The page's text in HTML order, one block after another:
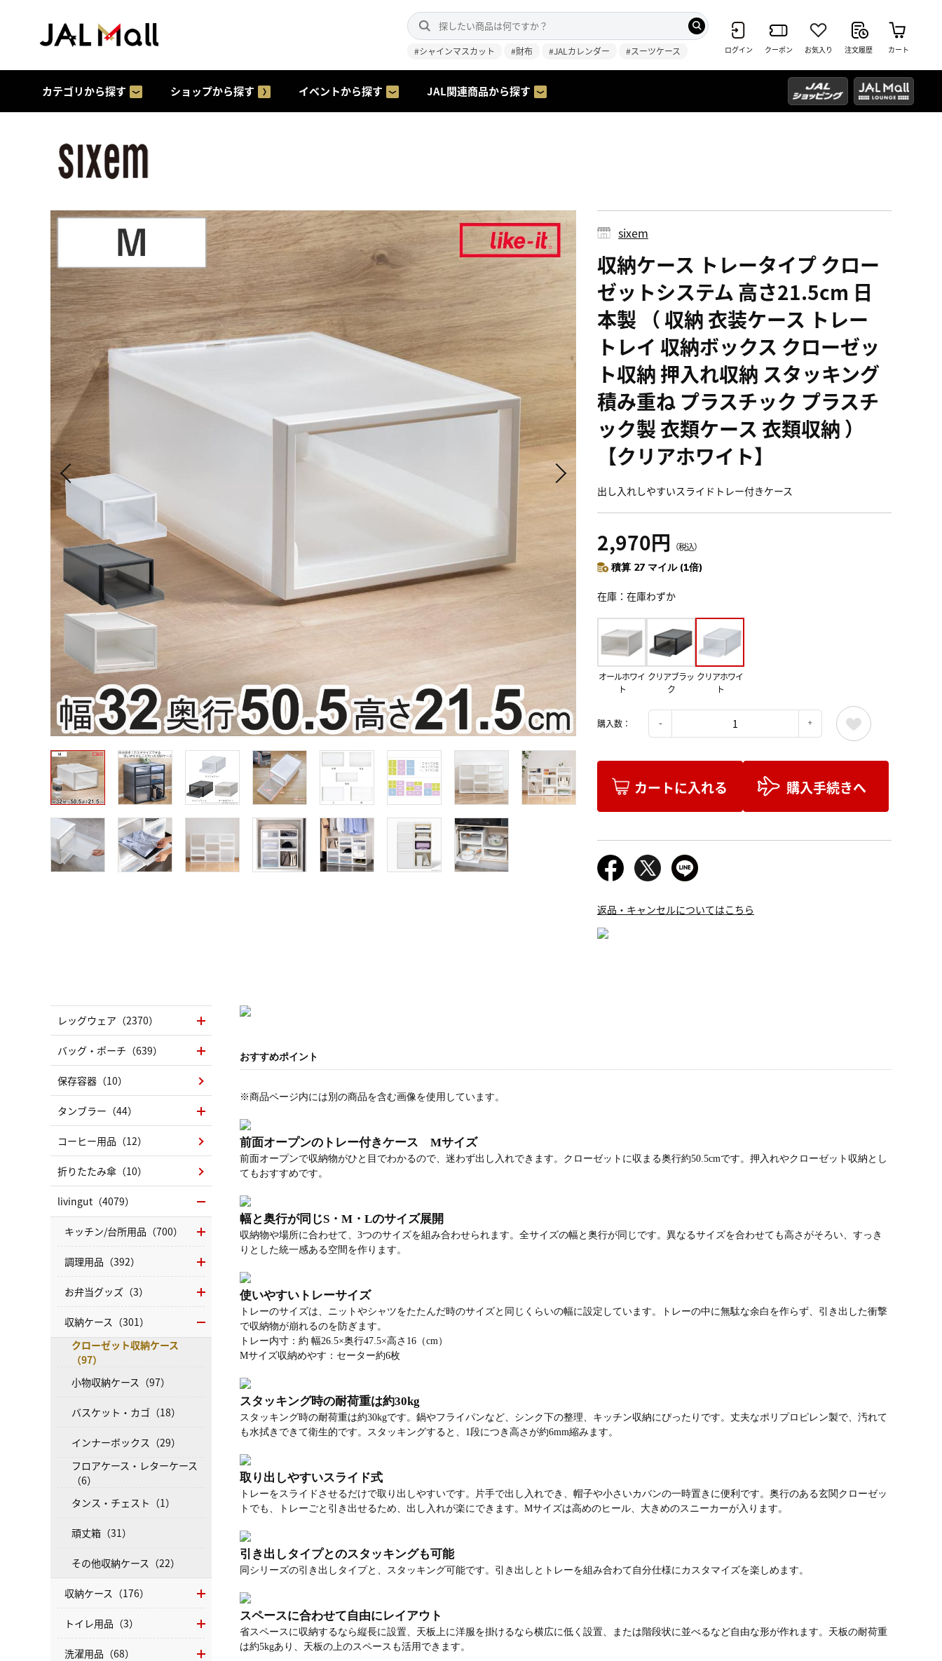
#シャインマスカット #財布 #JALカレンダー #スーツケース ログイン クーポン お気入り 注文履歴 カート
カテゴリから探す ショップから探す イベントから探す JAL関連商品から探す
sixem
収納ケース トレータイプ クロー
ゼットシステム 高さ21.5cm 日
本製 （ 収納 衣装ケース トレー
トレイ 収納ボックス クローゼッ
ト収納 押入れ収納 スタッキング
積み重ね プラスチック プラスチ
ック製 衣類ケース 衣類収納 ）
【クリアホワイト】
出し入れしやすいスライドトレー付きケース
2,970円 （税込）
積算 27 マイル (1倍)
在庫 在庫わずか
オールホワイ
ト
クリアブラッ
ク
クリアホワイ
ト
購入数：
カートに入れる 購入手続きへ
返品・キャンセルについてはこちら
おすすめポイント
※商品ページ内には別の商品を含む画像を使用しています。
前面オープンのトレー付きケース Mサイズ
前面オープンで収納物がひと目でわかるので、迷わず出し入れできます。クローゼットに収まる奥行約50.5cmです。押入れやクローゼット収納とし
てもおすすめです。
幅と奥行が同じS・M・Lのサイズ展開
収納物や場所に合わせて、3つのサイズを組み合わせられます。全サイズの幅と奥行が同じです。異なるサイズを合わせても高さがそろい、すっき
りとした統一感ある空間を作ります。
使いやすいトレーサイズ
トレーのサイズは、ニットやシャツをたたんだ時のサイズと同じくらいの幅に設定しています。トレーの中に無駄な余白を作らず、引き出した衝撃
で収納物が崩れるのを防ぎます。
トレー内寸：約 幅26.5×奥行47.5×高さ16（cm）
Mサイズ収納めやす：セーター約6枚
スタッキング時の耐荷重は約30kg
スタッキング時の耐荷重は約30kgです。鍋やフライパンなど、シンク下の整理、キッチン収納にぴったりです。丈夫なポリプロピレン製で、汚れて
も水拭きできて衛生的です。スタッキングすると、1段につき高さが約6mm縮みます。
取り出しやすいスライド式
トレーをスライドさせるだけで取り出しやすいです。片手で出し入れでき、帽子や小さいカバンの一時置きに便利です。奥行のある玄関クローゼッ
トでも、トレーごと引き出せるため、出し入れが楽にできます。Mサイズは高めのヒール、大きめのスニーカーが入ります。
引き出しタイプとのスタッキングも可能
同シリーズの引き出しタイプと、スタッキング可能です。引き出しとトレーを組み合わて自分仕様にカスタマイズを楽しめます。
スペースに合わせて自由にレイアウト
省スペースに収納するなら縦長に設置、天板上に洋服を掛けるなら横広に低く設置、または階段状に並べるなど自由な形が作れます。天板の耐荷重
は約5kgあり、天板の上のスペースも活用できます。
レッグウェア（2370）
バッグ・ポーチ（639）
保存容器（10）
タンブラー（44）
コーヒー用品（12）
折りたたみ傘（10）
livingut（4079）
キッチン/台所用品（700）
調理用品（392）
お弁当グッズ（3）
収納ケース（301）
クローゼット収納ケース
（97）
小物収納ケース（97）
バスケット・カゴ（18）
インナーボックス（29）
フロアケース・レターケース
（6）
タンス・チェスト（1）
頑丈箱（31）
その他収納ケース（22）
収納ケース（176）
トイレ用品（3）
洗濯用品（68）